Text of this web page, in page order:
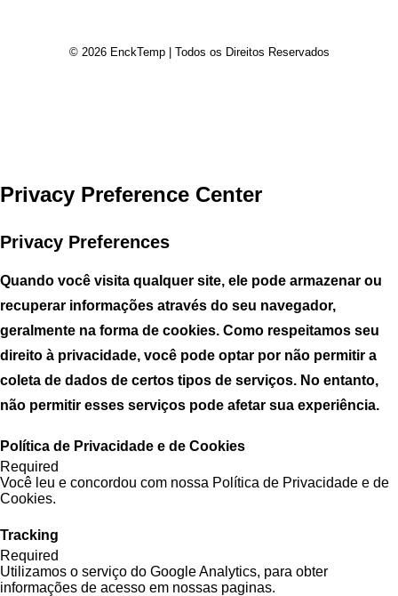
© 2026 EnckTemp | Todos os Direitos Reservados
Privacy Preference Center
Privacy Preferences
Quando você visita qualquer site, ele pode armazenar ou
recuperar informações através do seu navegador,
geralmente na forma de cookies. Como respeitamos seu
direito à privacidade, você pode optar por não permitir a
coleta de dados de certos tipos de serviços. No entanto,
não permitir esses serviços pode afetar sua experiência.
Política de Privacidade e de Cookies
Required
Você leu e concordou com nossa Política de Privacidade e de
Cookies.
Tracking
Required
Utilizamos o serviço do Google Analytics, para obter
informações de acesso em nossas paginas.